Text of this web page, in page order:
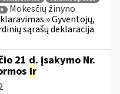
Mokesčių žinyno
» Gyventojų,
sąrašų deklaracija
21 d. įsakymo Nr.
ir